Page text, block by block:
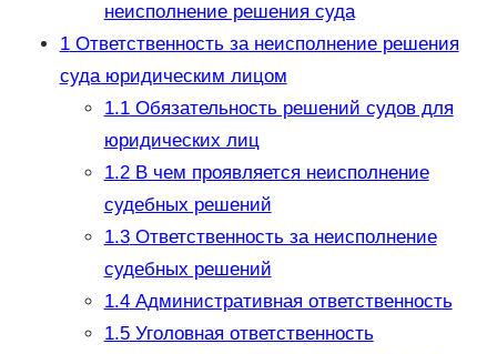
неисполнение решения суда
1Ответственность за неисполнение решения
суда юридическим лицом
1.1Обязательность решений судов для
юридических лиц
1.2В чем проявляется неисполнение
судебных решений
1.3Ответственность за неисполнение
судебных решений
1.4Административная ответственность
1.5Уголовная ответственность